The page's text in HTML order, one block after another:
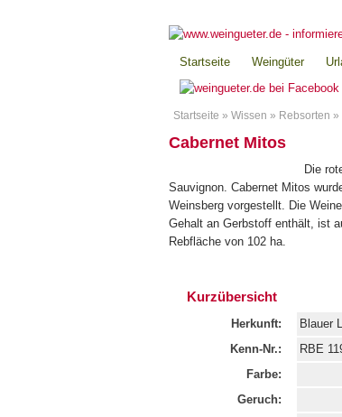
Startseite Weingüter
Startseite » Wissen » Rebsorten »
Cabernet Mitos
Die
Sauvignon. Cabernet Mitos
Weinsberg vorgestellt. Die
Gehalt an Gerbstoff enthält, ist
Rebfläche von 102 ha.
Kurzübersicht
Herkunft:
Blauer
Kenn-Nr.:
RBE
Farbe:
Geruch: